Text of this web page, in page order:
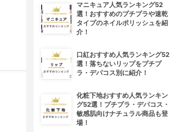
マニキュア人気ランキング52
選！おすすめのプチプラや速乾
タイプのネイルポリッシュを紹
介！
口紅おすすめ人気ランキング52
選！落ちないリップをプチプ
ラ・デパコス別に紹介！
化粧下地おすすめ人気ランキン
グ52選！プチプラ・デパコス・
敏感肌向けナチュラル商品も登
場！